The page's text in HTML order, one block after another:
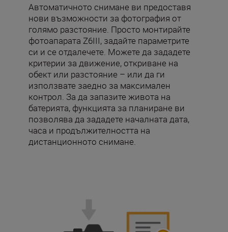
Автоматичното снимане ви предоставя
нови възможности за фотография от
голямо разстояние. Просто монтирайте
фотоапарата Z6III, задайте параметрите
си и се отдалечете. Можете да зададете
критерии за движение, откриване на
обект или разстояние – или да ги
използвате заедно за максимален
контрол. За да запазите живота на
батерията, функцията за планиране ви
позволява да зададете началната дата,
часа и продължителността на
дистанционното снимане.